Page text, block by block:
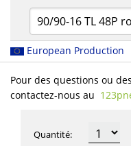
90/90-16 TL 48P
European Production
Pour des questions ou
contactez-nous au
Quantité: